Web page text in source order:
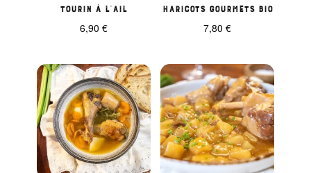
Tourin à l’ail
6,90 €
Haricots Gourmets BIO
7,80€